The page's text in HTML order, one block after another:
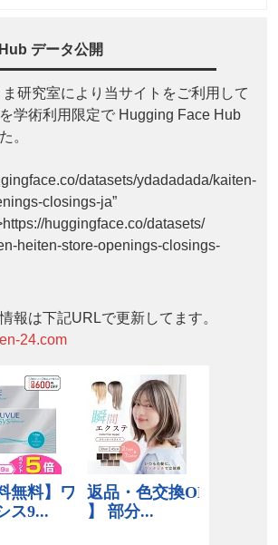
データ公開
研究室により当サイトをご利用して
学術利用限定で Hugging Face Hub
。
datasets/ydadadada/kaiten-
closings-ja”
huggingface.co/datasets/
heiten-store-openings-closings-
報は下記URLで更新してます。
24.com